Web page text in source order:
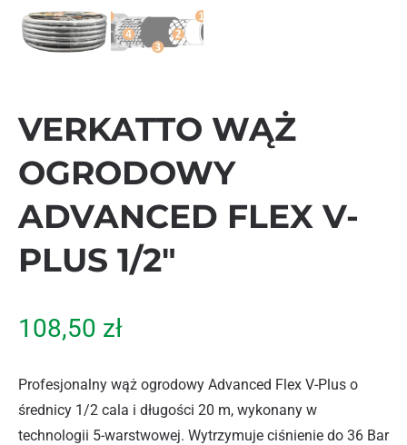
VERKATTO WĄŻ
OGRODOWY
ADVANCED FLEX V-
PLUS 1/2″
108,50 zł
Profesjonalny wąż ogrodowy Advanced Flex V-Plus o
średnicy 1/2 cala i długości 20 m, wykonany w
technologii 5-warstwowej. Wytrzymuje ciśnienie do 36 Bar